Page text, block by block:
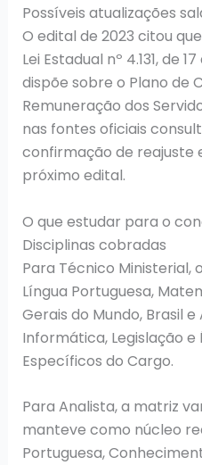
Possíveis atualizações
O edital de 2023 citou
Lei Estadual nº 4.131, de
dispõe sobre o Plano de
Remuneração dos
nas fontes oficiais
confirmação de reajuste
próximo edital.
O que estudar para o
Disciplinas cobradas
Para Técnico Ministerial,
Língua Portuguesa,
Gerais do Mundo, Brasil
Informática, Legislação
Específicos do Cargo.
Para Analista, a matriz
manteve como núcleo
Portuguesa,